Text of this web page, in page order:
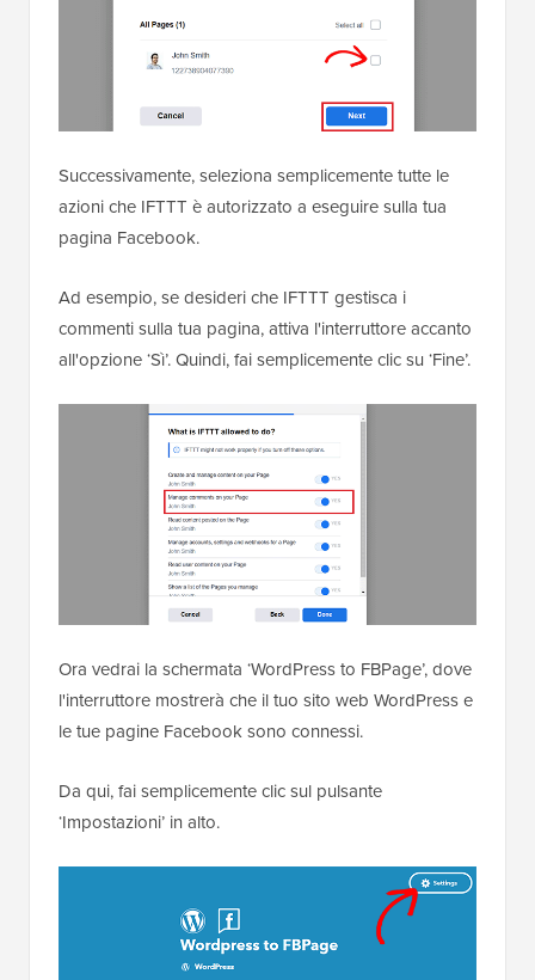
Successivamente, seleziona semplicemente tutte le
azioni che IFTTT è autorizzato a eseguire sulla tua
pagina Facebook.
Ad esempio, se desideri che IFTTT gestisca i
commenti sulla tua pagina, attiva l'interruttore accanto
all'opzione ‘Sì’. Quindi, fai semplicemente clic su ‘Fine’.
Ora vedrai la schermata ‘WordPress to FBPage’, dove
l'interruttore mostrerà che il tuo sito web WordPress e
le tue pagine Facebook sono connessi.
Da qui, fai semplicemente clic sul pulsante
‘Impostazioni’ in alto.